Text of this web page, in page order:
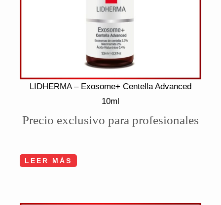
LIDHERMA – Exosome+ Centella Advanced
10ml
Precio exclusivo para profesionales
LEER MÁS